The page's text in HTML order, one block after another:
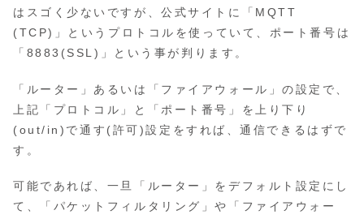
はスゴく少ないですが、公式サイトに「MQTT
(TCP)」というプロトコルを使っていて、ポート番号は
「8883(SSL)」という事が判ります。
「ルーター」あるいは「ファイアウォール」の設定で、
上記「プロトコル」と「ポート番号」を上り下り
(out/in)で通す(許可)設定をすれば、通信できるはずで
す。
可能であれば、一旦「ルーター」をデフォルト設定にし
て、「パケットフィルタリング」や「ファイアウォー